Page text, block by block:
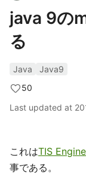
java 9の
る
Java
Java9
50
Last updated at
これはTIS
事である。